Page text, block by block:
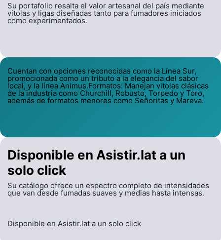
Su portafolio resalta el valor artesanal del país mediante
vitolas y ligas diseñadas tanto para fumadores iniciados
como experimentados.
Cuentan con opciones reconocidas como la Línea Sur,
promocionada como un tributo a la elegancia del sabor
local, y la línea Animus.Formatos: Manejan vitolas clásicas
de la industria como Churchill, Robusto, Torpedo y Toro,
además de formatos menores como Señoritas y Mareva.
Disponible en Asistir.lat a un
solo click
Su catálogo ofrece un espectro completo de intensidades
que van desde fumadas suaves y medias hasta intensas.
Disponible en Asistir.lat a un solo click